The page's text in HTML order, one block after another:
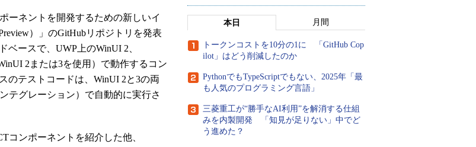
ーネントを開発するための新しいイ
）」のGitHubリポジトリを発表
ベースで、UWP上のWinUI 2、
2または3を使用）で動作するコン
のテストコードは、WinUI 2と3の両
テグレーション）で自動的に実行さ
コンポーネントを紹介した他、
本日 月間
トークンコストを10分の1に 「GitHub Cop
ilot」はどう削減したのか
PythonでもTypeScriptでもない、2025年「最
も人気のプログラミング言語」
三菱重工が“勝手なAI利用”を解消する仕組
みを内製開発 「知見が足りない」中でど
う進めた？